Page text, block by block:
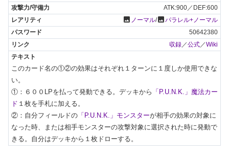
ATK:900／DEF:600
photo ノーマル/photoパラレル+ノーマル
50642380
収録／公式／Wiki
このカード名の①②の効果はそれぞれ１ターンに１度しか使用できな
い。
①：６００LPを払って発動できる。デッキから 「P.U.N.K.」魔法カー
ド １枚を手札に加える。
②：自分フィールドの 「P.U.N.K.」モンスターが相手の効果の対象に
なった時、または相手モンスターの攻撃対象に選択された時に発動で
きる。自分はデッキから１枚ドローする。